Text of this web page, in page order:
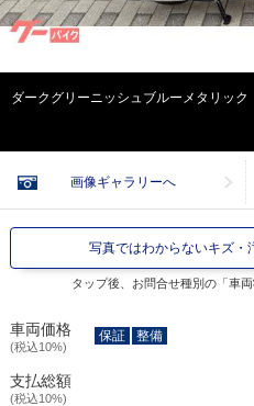
ダークグリーニッシュブルーメタリック
画像ギャラリーへ
写真ではわからないキズ・
タップ後、お問合せ種別の「車
車両価格
(税込10%)
保証 整備
支払総額
(税込10%)